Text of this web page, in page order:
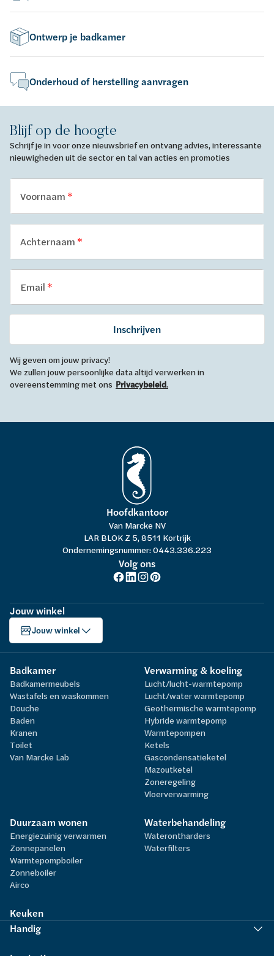
Ontwerp je badkamer
Onderhoud of herstelling aanvragen
Blijf op de hoogte
Schrijf je in voor onze nieuwsbrief en ontvang advies, interessante
nieuwigheden uit de sector en tal van acties en promoties
Voornaam
Achternaam
Email
Inschrijven
Wij geven om jouw privacy!
We zullen jouw persoonlijke data altijd verwerken in
overeenstemming met ons Privacybeleid.
Hoofdkantoor
Van Marcke NV
LAR BLOK Z 5, 8511 Kortrijk
Ondernemingsnummer: 0443.336.223
Volg ons
Jouw winkel
Jouw winkel
Badkamer
Badkamermeubels
Wastafels en waskommen
Douche
Baden
Kranen
Toilet
Van Marcke Lab
Verwarming & koeling
Lucht/lucht-warmtepomp
Lucht/water warmtepomp
Geothermische warmtepomp
Hybride warmtepomp
Warmtepompen
Ketels
Gascondensatieketel
Mazoutketel
Zoneregeling
Vloerverwarming
Duurzaam wonen
Energiezuinig verwarmen
Zonnepanelen
Warmtepompboiler
Zonneboiler
Airco
Waterbehandeling
Waterontharders
Waterfilters
Keuken
Handig